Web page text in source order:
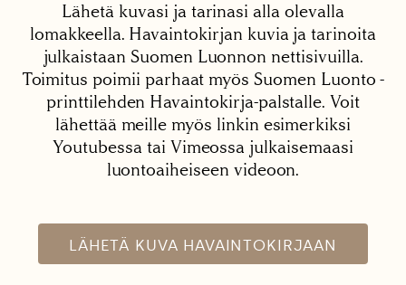
Lähetä kuvasi ja tarinasi alla olevalla
lomakkeella. Havaintokirjan kuvia ja tarinoita
julkaistaan Suomen Luonnon nettisivuilla.
Toimitus poimii parhaat myös Suomen Luonto -
printtilehden Havaintokirja-palstalle. Voit
lähettää meille myös linkin esimerkiksi
Youtubessa tai Vimeossa julkaisemaasi
luontoaiheiseen videoon.
LÄHETÄ KUVA HAVAINTOKIRJAAN